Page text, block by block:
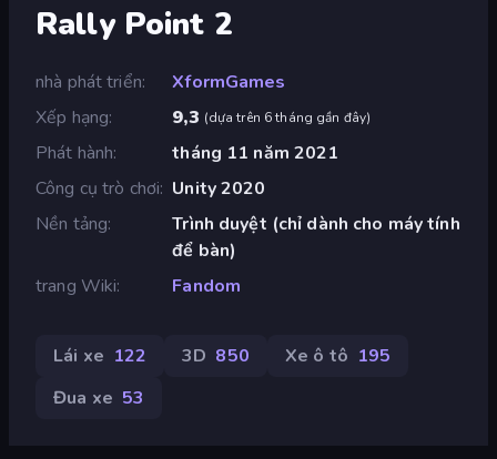
Rally Point 2
nhà phát triển
XformGames
Xếp hạng
9,3 (dựa trên 6 tháng gần đây)
Phát hành
tháng 11 năm 2021
Công cụ trò chơi Unity 2020
Nền tảng
Trình duyệt (chỉ dành cho máy tính
để bàn)
trang Wiki
Fandom
Lái xe 122 3D 850 Xe ô tô 195
Đua xe 53